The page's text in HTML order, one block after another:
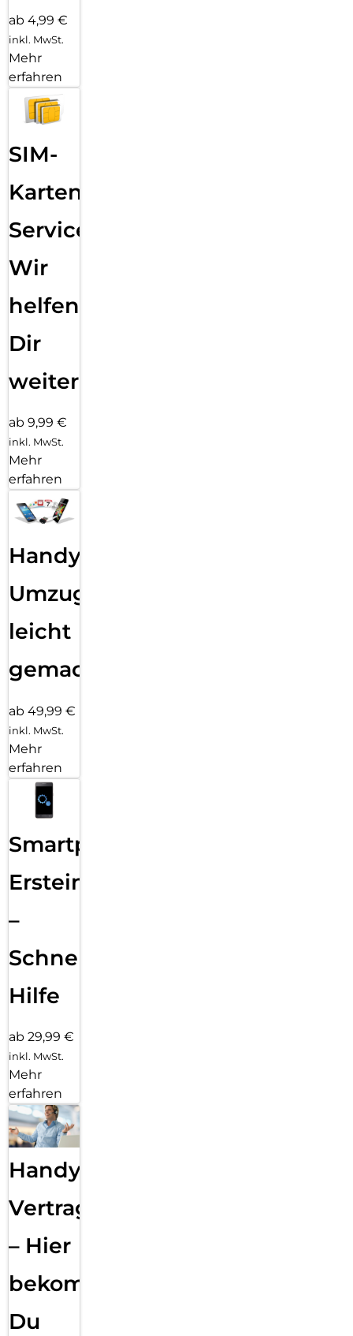
ab 4,99 €
inkl. MwSt.
Mehr
erfahren
SIM-
Karten
Service:
Wir
helfen
Dir
weiter
ab 9,99 €
inkl. MwSt.
Mehr
erfahren
Handy
Umzug
leicht
gemacht!
ab 49,99 €
inkl. MwSt.
Mehr
erfahren
Smartphone
Ersteinrichtung
–
Schnelle
Hilfe
ab 29,99 €
inkl. MwSt.
Mehr
erfahren
Handy
Vertragsabwicklung
– Hier
bekommst
Du